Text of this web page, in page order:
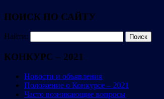
ПОИСК ПО САЙТУ
Найти:
КОНКУРС – 2021
Новости и объявления
Положение о Конкурсе – 2021
Часто возникающие вопросы